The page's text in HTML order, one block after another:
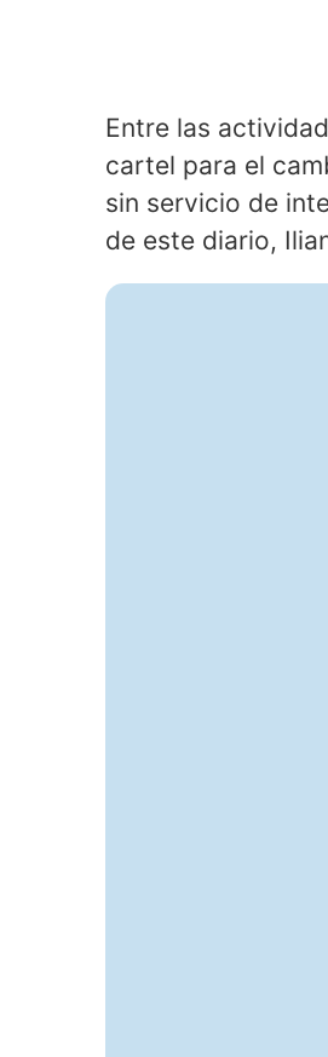
Entre las
cartel para el
sin servicio de
de este diario,